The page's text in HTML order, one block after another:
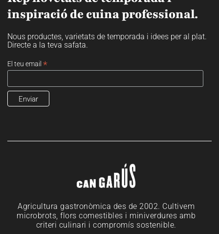
inspiració de cuina professional.
Nous productes, varietats de temporada i idees per al plat.
Directe a la teva safata.
El teu email *
Agricultura gastronòmica des de 2002. Cultivem
microbrots, flors comestibles i miniverdures amb
criteri culinari i compromís sostenible.